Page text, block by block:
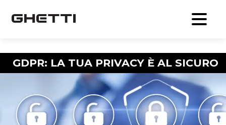
GDPR: LA TUA PRIVACY È AL SICURO
Navigazione articolo